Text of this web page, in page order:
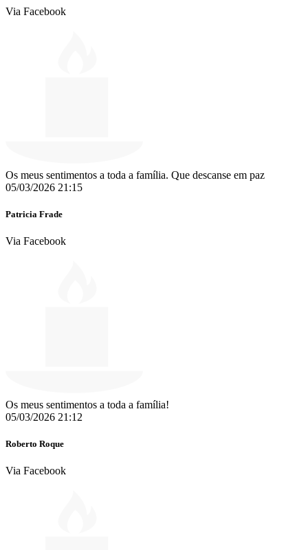
Via Facebook
Os meus sentimentos a toda a família. Que descanse em paz
05/03/2026 21:15
Patricia Frade
Via Facebook
Os meus sentimentos a toda a família!
05/03/2026 21:12
Roberto Roque
Via Facebook